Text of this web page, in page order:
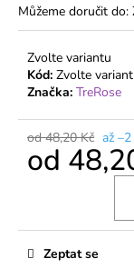
Můžeme doručit do:
Zvolte variantu
Kód: Zvolte
Značka: TreRose
od 48,20 Kč až
od
Zeptat se
DÁMSKÉ
PUNČOCHY
PLUS
20
DEN
VYŠŠÍ
POSTAVY
31,70
Kč